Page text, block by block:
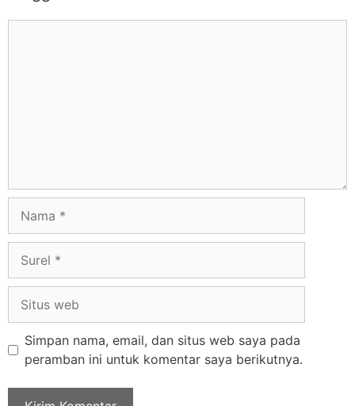
Simpan nama, email, dan situs web saya pada
peramban ini untuk komentar saya berikutnya.